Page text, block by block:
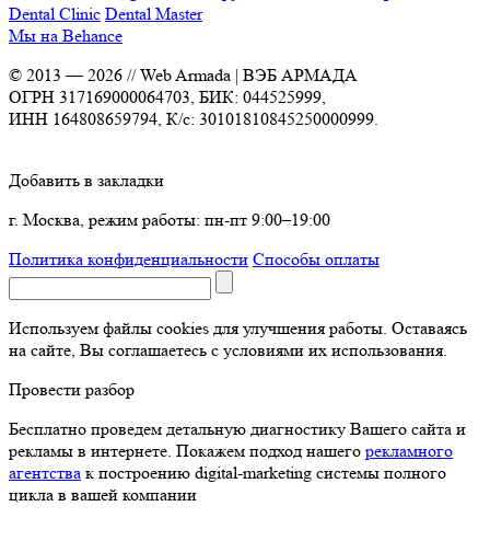
Dental Clinic Dental Master
Мы на Behance
© 2013 —2026 // Web Armada | ВЭБ АРМАДА
ОГРН 317169000064703, БИК: 044525999,
ИНН 164808659794, К/с: 30101810845250000999.
Добавить в закладки
г. Москва, режим работы: пн-пт 9:00–19:00
Политика конфиденциальности Способы оплаты
Используем файлы cookies для улучшения работы. Оставаясь
на сайте, Вы соглашаетесь с условиями их использования.
Провести разбор
Бесплатно проведем детальную диагностику Вашего сайта и
рекламы в интернете. Покажем подход нашего рекламного
агентства к построению digital-marketing системы полного
цикла в вашей компании